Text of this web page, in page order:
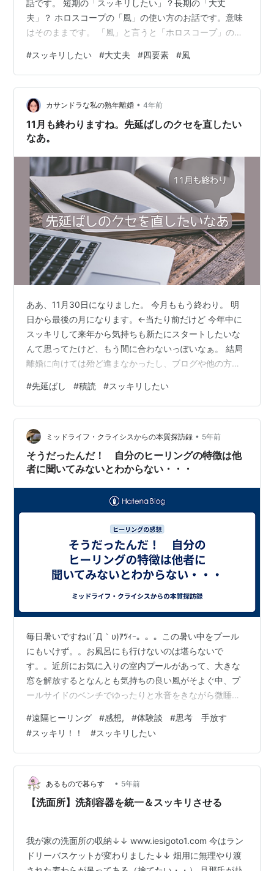
話です。 短期の「スッキリしたい」？長期の「大丈
夫」？ ホロスコープの「風」の使い方のお話です。意味
はそのままです。 「風」と言うと「ホロスコープ」の
瓶座」「双子座」のことだね。 そういえば、「風」と言
えば、論理的で頭の良いイメージ。天秤座は言語能力が
高いからそんな感じするね。 水瓶座も、本質を見抜く力
が強いよね。 「改善」「改革」が得意ですからね。とに
かく変えたいんです。 双子座は優しい、って言うか人当
たりが良いかな。 そうですね、双子座は「風…
#スッキリしたい #大丈夫 #四要素 #風
カサンドラな私の熟年離婚 • 4年前
11月も終わりますね。先延ばしのクセを直したい
なあ。
ああ、11月30日になりました。 今月ももう終わり。 明
日から最後の月になります。←当たり前だけど 今年中に
スッキリして来年から気持ちも新たにスタートしたいな
んて思ってたけど、もう間に合わないっぽいなぁ。 結局
離婚に向けては殆ど進まなかったし、ブログや他の方法
んなに甘くなかった。 家も片づけて軽やかになりたいけ
れど、それもカメの歩み。 「やらなければ」とか「やり
たい」と思っていることがグズグズで全然やれてないま
まです。 サッと思い浮かべるだけでもどんどん出てきま
す。 離婚 お金の勉強 断捨離・捨て活 サブスク解約 スマ
ホ契約見直し 犬の検査予約…
#先延ばし #積読 #スッキリしたい
ミッドライフ・クライシスからの本質探訪録 • 5年前
そうだったんだ！ 自分のヒーリングの特徴は他
者に聞いてみないとわからない・・・
毎日暑いですねι(´Д｀υ)ｱﾂｨｰ。。。この暑い中をプール
にもいけず。。お風呂にも行けないのは堪らないで
す。。近所にお気に入りの室内プールがあって、大きな
窓を解放するとなんとも気持ちの良い風がそよぐ中、プ
ールサイドのベンチでゆったりと水音をきながら微睡む
できません。 夏の風情を感じまくりたいのに花火も見に
行けない。。。そんな中ではありますが、私にはメディ
カルヒーリングがあるので、これで自分自身を癒しまく
って夏のストレスを払拭したいと思っています。 例によ
って毎日練習しているのですが、今朝の練習相手のMさ
んからの感想を以下にUPしちゃいますね。…
#遠隔ヒーリング #感想, #体験談 #思考 手放す
#スッキリ！！ #スッキリしたい
あるもので暮らす • 5年前
【洗面所】洗剤容器を統一＆スッキリさせる